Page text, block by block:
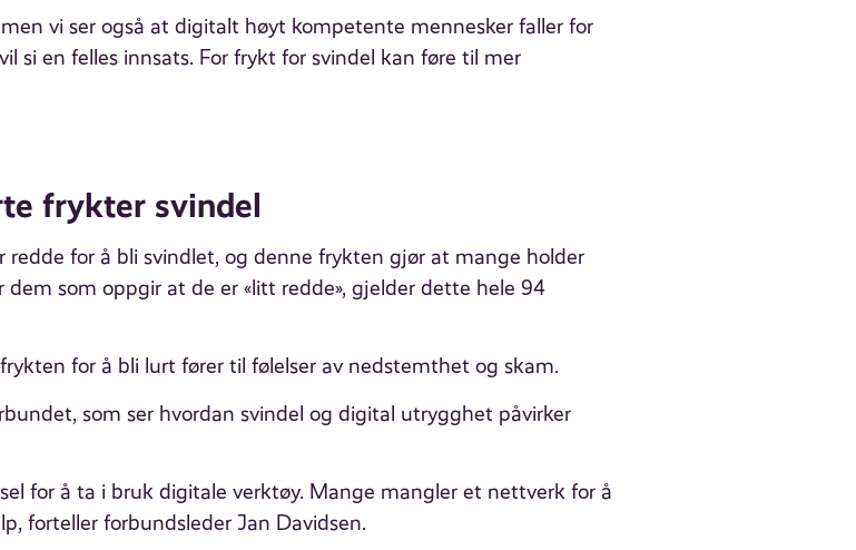
vi ser også at digitalt høyt kompetente mennesker faller for
si en felles innsats. For frykt for svindel kan føre til mer
frykter svindel
for å bli svindlet, og denne frykten gjør at mange holder
som oppgir at de er «litt redde», gjelder dette hele 94
for å bli lurt fører til følelser av nedstemthet og skam.
som ser hvordan svindel og digital utrygghet påvirker
for å ta i bruk digitale verktøy. Mange mangler et nettverk for å
forteller forbundsleder Jan Davidsen.